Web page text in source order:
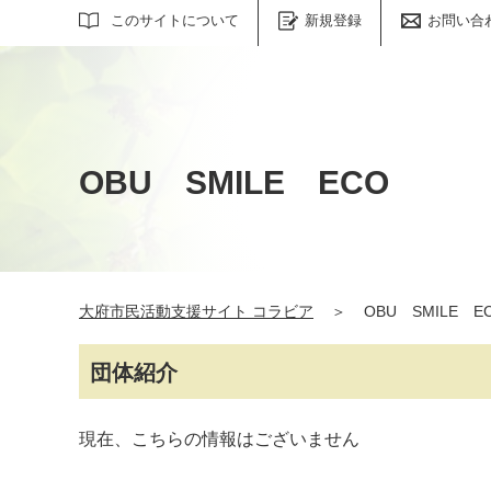
このサイトについて 新規登録 お問い合
サイト内検索
OBU SMILE ECO
大府市民活動支援サイト コラビア ＞ OBU SMILE
団体紹介
現在、こちらの情報はございません